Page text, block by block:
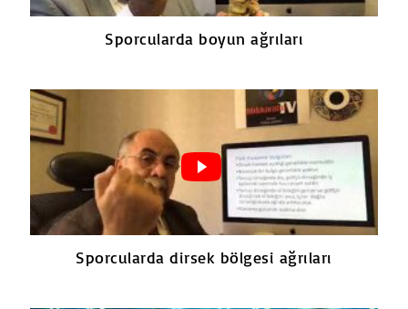
Sporcularda boyun ağrıları
Sporcularda dirsek bölgesi ağrıları